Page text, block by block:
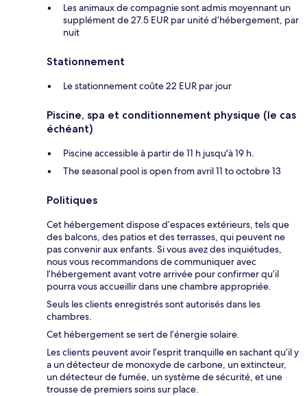
Les animaux de compagnie sont admis moyennant un
supplément de 27.5 EUR par unité d’hébergement, par
nuit
Stationnement
Le stationnement coûte 22 EUR par jour
Piscine, spa et conditionnement physique (le cas
échéant)
Piscine accessible à partir de 11 h jusqu'à 19 h.
The seasonal pool is open from avril 11 to octobre 13
Politiques
Cet hébergement dispose d’espaces extérieurs, tels que
des balcons, des patios et des terrasses, qui peuvent ne
pas convenir aux enfants. Si vous avez des inquiétudes,
nous vous recommandons de communiquer avec
l’hébergement avant votre arrivée pour confirmer qu’il
pourra vous accueillir dans une chambre appropriée.
Seuls les clients enregistrés sont autorisés dans les
chambres.
Cet hébergement se sert de l’énergie solaire.
Les clients peuvent avoir l’esprit tranquille en sachant qu’il y
a un détecteur de monoxyde de carbone, un extincteur,
un détecteur de fumée, un système de sécurité, et une
trousse de premiers soins sur place.